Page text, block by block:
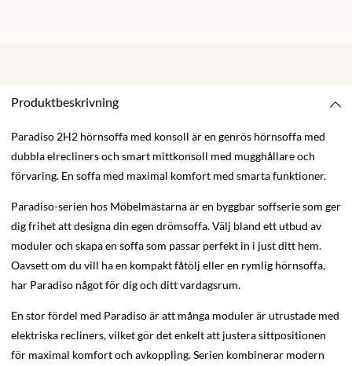
Produktbeskrivning
Paradiso 2H2 hörnsoffa med konsoll är en genrös hörnsoffa med
dubbla elrecliners och smart mittkonsoll med mugghållare och
förvaring. En soffa med maximal komfort med smarta funktioner.
Paradiso-serien hos Möbelmästarna är en byggbar soffserie som ger
dig frihet att designa din egen drömsoffa. Välj bland ett utbud av
moduler och skapa en soffa som passar perfekt in i just ditt hem.
Oavsett om du vill ha en kompakt fåtölj eller en rymlig hörnsoffa,
har Paradiso något för dig och ditt vardagsrum.
En stor fördel med Paradiso är att många moduler är utrustade med
elektriska recliners, vilket gör det enkelt att justera sittpositionen
för maximal komfort och avkoppling. Serien kombinerar modern